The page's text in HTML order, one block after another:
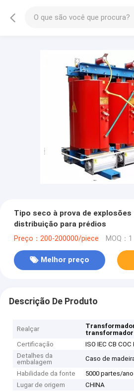
Tipo seco à prova de
distribuição para prédios
Preço：200-200000/piece MOQ：1
Melhor preço
Descrição De Produto
Realçar
transformador
Certificação
ISO IEC CB
Detalhes da
embalagem
Caso de
Habilidade da fonte
5000 partes/ano
Lugar de origem
CHINA